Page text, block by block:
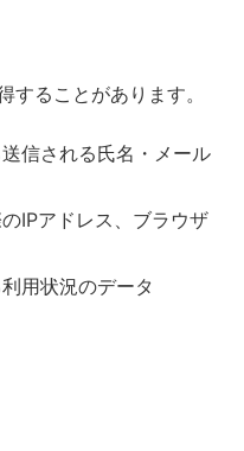
することがあります。
信される氏名・メール
IPアドレス、ブラウザ
用状況のデータ